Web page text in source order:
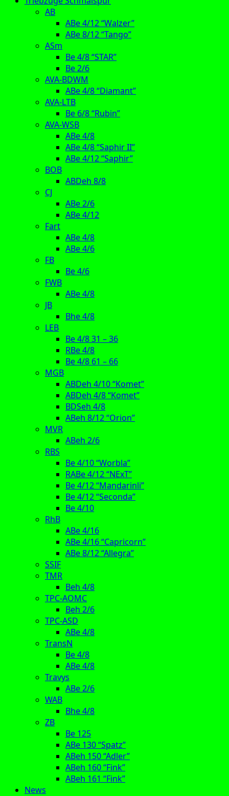
AB
ABe 4/12 “Walzer”
ABe 8/12 “Tango”
ASm
Be 4/8 “STAR”
Be 2/6
AVA-BDWM
ABe 4/8 “Diamant”
AVA-LTB
Be 6/8 “Rubin”
AVA-WSB
ABe 4/8
ABe 4/8 “Saphir II”
ABe 4/12 “Saphir”
BOB
ABDeh 8/8
CJ
ABe 2/6
ABe 4/12
Fart
ABe 4/8
ABe 4/6
FB
Be 4/6
FWB
ABe 4/8
JB
Bhe 4/8
LEB
Be 4/8 31 – 36
RBe 4/8
Be 4/8 61 – 66
MGB
ABDeh 4/10 “Komet”
ABDeh 4/8 “Komet”
BDSeh 4/8
ABeh 8/12 “Orion”
MVR
ABeh 2/6
RBS
Be 4/10 “Worbla”
RABe 4/12 “NExT”
Be 4/12 “Mandarinli”
Be 4/12 “Seconda”
Be 4/10
RhB
ABe 4/16
ABe 4/16 “Capricorn”
ABe 8/12 “Allegra”
SSIF
TMR
Beh 4/8
TPC-AOMC
Beh 2/6
TPC-ASD
ABe 4/8
TransN
Be 4/8
ABe 4/8
Travys
ABe 2/6
WAB
Bhe 4/8
ZB
Be 125
ABe 130 “Spatz”
ABeh 150 “Adler”
ABeh 160 “Fink”
ABeh 161 “Fink”
News